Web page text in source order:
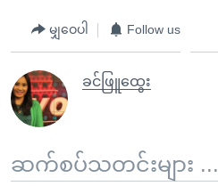
မျှဝေပါ Follow us
ခင်ဖြူထွေး
ဆက်စပ်သတင်းများ ...